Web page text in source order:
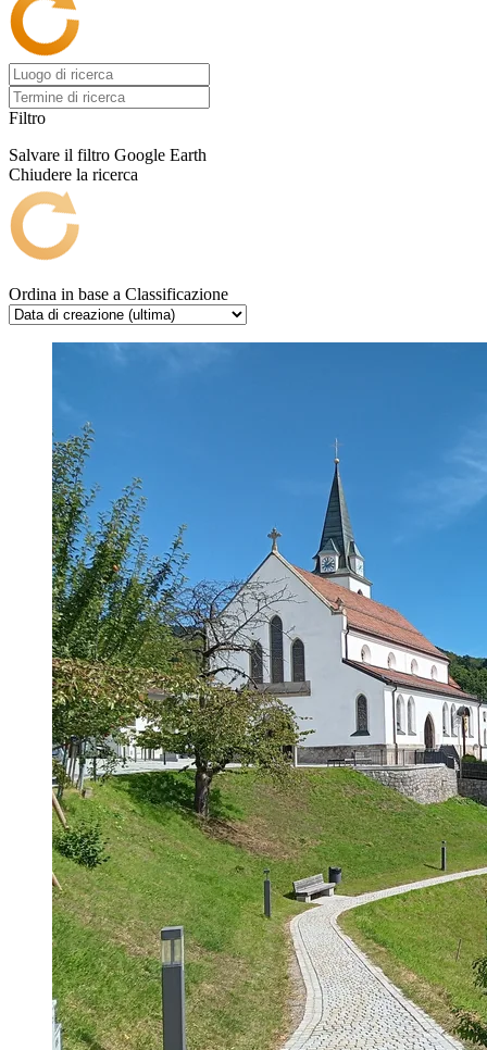
Filtro
Salvare il filtro Google Earth
Chiudere la ricerca
Ordina in base a Classificazione